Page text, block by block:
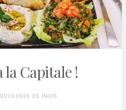
Capitale !
DE PARIS